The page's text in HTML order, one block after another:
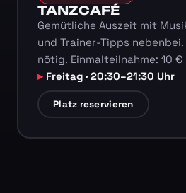
TANZCAFÉ
Gemütliche Auszeit mit
und Trainer-Tipps
nötig. Einmalteilnahme: 10 €
Freitag · 20:30–21:30 Uhr
Platz reservieren